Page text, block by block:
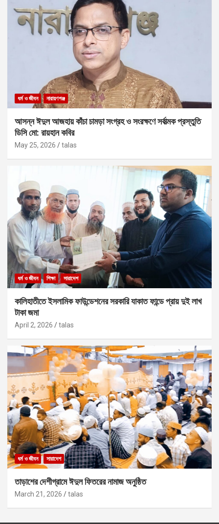
ধর্ম ও জীবন নারায়ণগঞ্জ
আসন্ন ঈদুল আজহায় কাঁচা চামড়া সংগ্রহ ও সংরক্ষণে সর্বাত্মক প্রস্তুতি
ডিসি মো: রায়হান কবির
May 25, 2026 talas
ধর্ম ও জীবন শিক্ষা সারাদেশ
কালিহাতীতে ইসলামিক ফাউন্ডেশনের সরকারি যাকাত ফান্ডে প্রায় দুই লাখ
টাকা জমা
April 2, 2026 talas
ধর্ম ও জীবন সারাদেশ
তাড়াশের দেশীগ্রামে ঈদুল ফিতরের নামাজ অনুষ্ঠিত
March 21, 2026 talas